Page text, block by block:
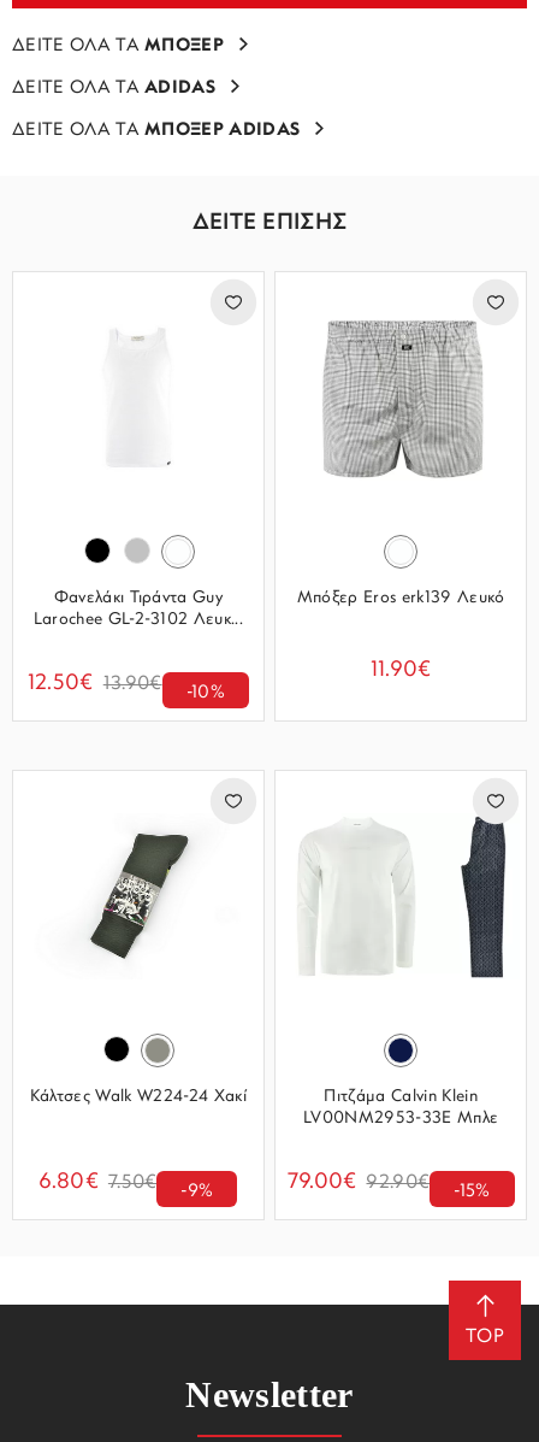
ΔΕΙΤΕ ΟΛΑ ΤΑΜΠΟΞΕΡ
ΔΕΙΤΕ ΟΛΑ ΤΑADIDAS
ΔΕΙΤΕ ΟΛΑ ΤΑΜΠΟΞΕΡ ADIDAS
ΔΕΙΤΕ ΕΠΙΣΗΣ
Φανελάκι Τιράντα Guy
Larochee GL-2-3102 Λευκ...
12.50€ 13.90€ -10%
Μπόξερ Eros erk139 Λευκό
11.90€
Κάλτσες Walk W224-24 Χακί
6.80€ 7.50€ -9%
Πιτζάμα Calvin Klein
LV00NM2953-33E Μπλε
79.00€ 92.90€ -15%
TOP
Newsletter